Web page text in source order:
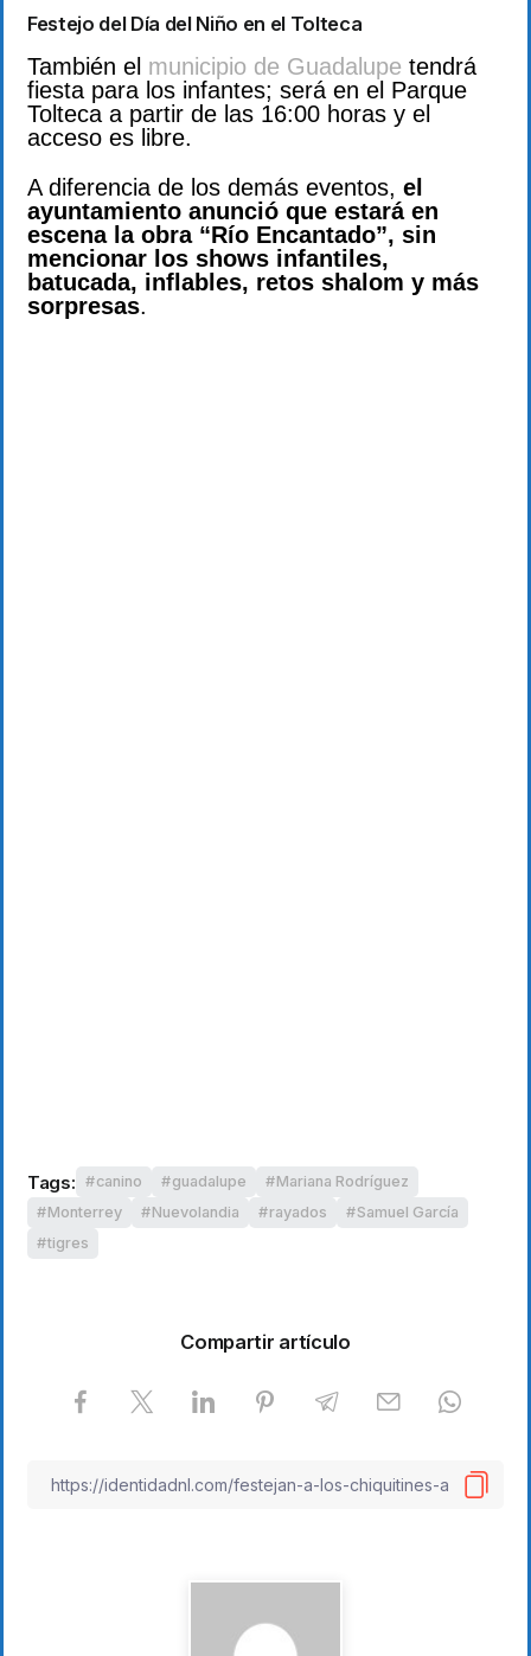
Festejo del Día del Niño en el Tolteca
También el municipio de Guadalupe tendrá
fiesta para los infantes; será en el Parque
Tolteca a partir de las 16:00 horas y el
acceso es libre.
A diferencia de los demás eventos, el
ayuntamiento anunció que estará en
escena la obra “Río Encantado”, sin
mencionar los shows infantiles,
batucada, inflables, retos shalom y más
sorpresas.
Tags: canino guadalupe
Mariana Rodríguez
Monterrey
Nuevolandia rayados
Samuel García
tigres
Compartir artículo